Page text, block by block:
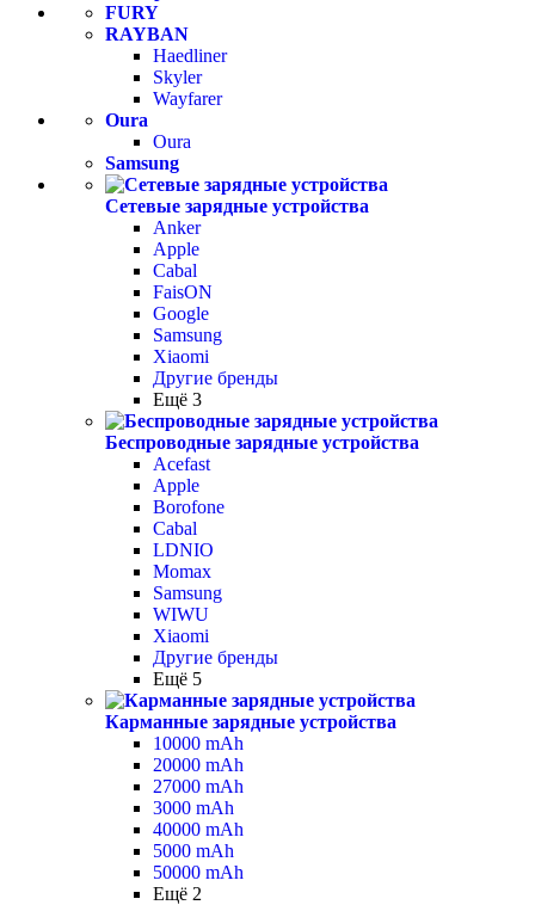
FURY
RAYBAN
Haedliner
Skyler
Wayfarer
Oura
Oura
Samsung
Сетевые зарядные устройства
Anker
Apple
Cabal
FaisON
Google
Samsung
Xiaomi
Другие бренды
Ещё 3
Беспроводные зарядные устройства
Acefast
Apple
Borofone
Cabal
LDNIO
Momax
Samsung
WIWU
Xiaomi
Другие бренды
Ещё 5
Карманные зарядные устройства
10000 mAh
20000 mAh
27000 mAh
3000 mAh
40000 mAh
5000 mAh
50000 mAh
Ещё 2